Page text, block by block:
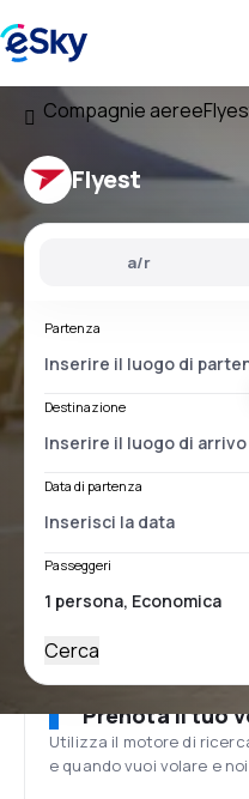
Compagnie aeree
Flyest
a/r
Partenza
Destinazione
Data di partenza
Passeggeri
Cerca
Prenota il tuo
Utilizza il motore di
e quando vuoi volare e